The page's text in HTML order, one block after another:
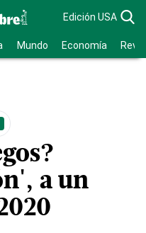
Edición USA
Mundo Economía
a un